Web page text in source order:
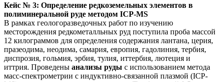
Кейс № 3: Определение редкоземельных элементов в
полиминеральной руде методом ICP-MS
В рамках геологоразведочных работ по изучению
месторождения редкометалльных руд поступила проба массой
12 килограммов для определения содержания лантана, церия,
празеодима, неодима, самария, европия, гадолиния, тербия,
диспрозия, гольмия, эрбия, тулия, иттербия, лютеция и
иттрия. Проведены анализы руды с использованием метода
масс-спектрометрии с индуктивно-связанной плазмой (ICP-